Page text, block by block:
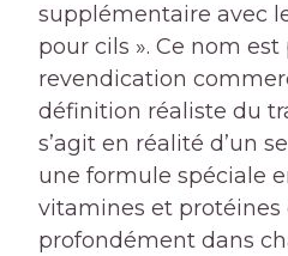
supplémentaire avec
pour cils ». Ce nom
revendication
définition réaliste du
s’agit en réalité d’un
une formule spéciale
vitamines et protéines
profondément dans